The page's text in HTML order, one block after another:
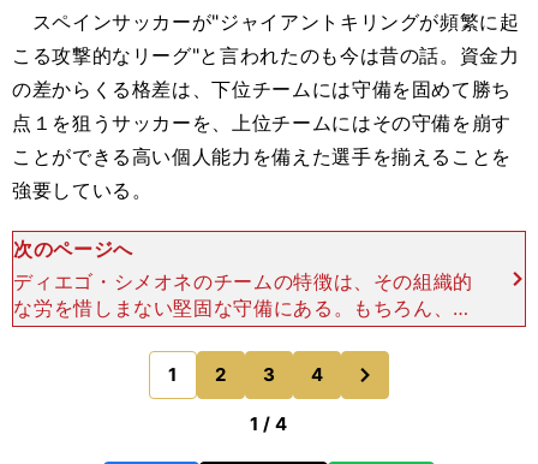
スペインサッカーが"ジャイアントキリングが頻繁に起
こる攻撃的なリーグ"と言われたのも今は昔の話。資金力
の差からくる格差は、下位チームには守備を固めて勝ち
点１を狙うサッカーを、上位チームにはその守備を崩す
ことができる高い個人能力を備えた選手を揃えることを
強要している。
次のページへ
ディエゴ・シメオネのチームの特徴は、その組織的
な労を惜しまない堅固な守備にある。もちろん、攻
撃もリーガの他チームからすれば羨むだけのメンバ
ーを揃えている。だが、圧倒的な破壊力を持つリー
ガ２強と比べると
1 2 3 4
のページへ
1 / 4